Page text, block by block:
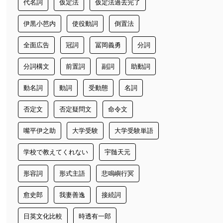
代名詞 仮定法 仮定法過去完了
伊黒小芭内 使役動詞 倒置法
全面広告 冠詞 冨岡義勇 分詞
分詞構文 前置詞 副詞 助動詞
動名詞 動詞 受動態 名詞
否定文 否定疑問文 命令文
嘴平伊之助 大学受験 大学受験単語
学校で教えてくれない 宇髄天元
形容詞 形式主語 悲鳴嶼行冥
愈史郎 我妻善逸 接続詞
日英文化比較 時透有一郎